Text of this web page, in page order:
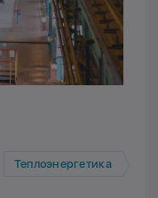
Теплоэнергетика